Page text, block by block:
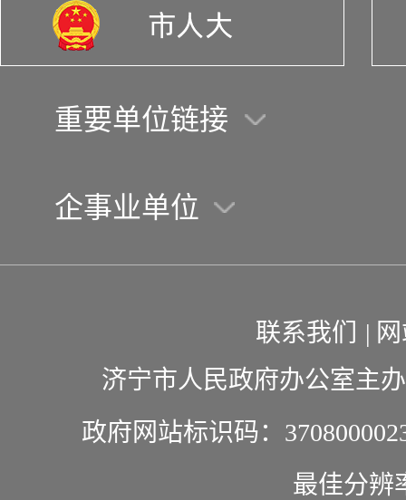
重要单位链接
企事业单位
联系我们 |
济宁市人民政府办公室主
政府网站标识码：
最佳分辨